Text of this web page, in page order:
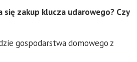
się zakup klucza udarowego? Czy
gospodarstwa domowego z